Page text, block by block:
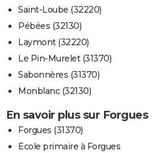
Saint-Loube (32220)
Pébées (32130)
Laymont (32220)
Le Pin-Murelet (31370)
Sabonnères (31370)
Monblanc (32130)
En savoir plus sur Forgues
Forgues (31370)
Ecole primaire à Forgues